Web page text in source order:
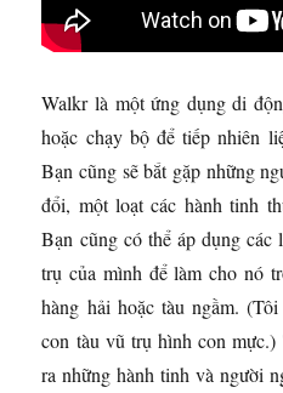
Walkr là một ứng dụng di
hoặc chạy bộ để tiếp nhiên
Bạn cũng sẽ bắt gặp những
đổi, một loạt các hành tinh
Bạn cũng có thể áp dụng các
trụ của mình để làm cho nó
hàng hải hoặc tàu ngầm.
con tàu vũ trụ hình con
ra những hành tinh và người